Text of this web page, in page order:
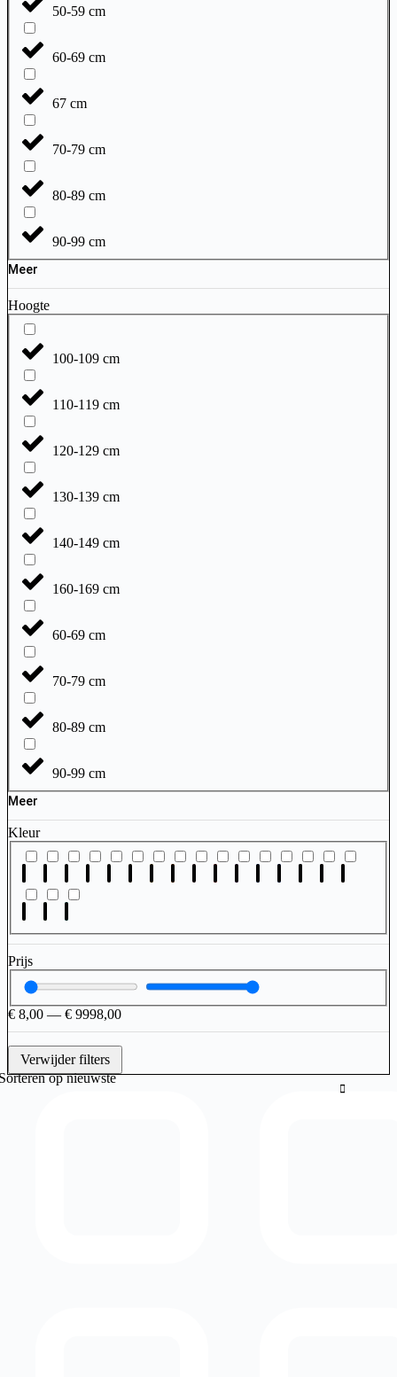
50-59 cm
60-69 cm
67 cm
70-79 cm
80-89 cm
90-99 cm
Meer
Hoogte
100-109 cm
110-119 cm
120-129 cm
130-139 cm
140-149 cm
160-169 cm
60-69 cm
70-79 cm
80-89 cm
90-99 cm
Meer
Kleur
Prijs
€ 8,00 — € 9998,00
Verwijder filters